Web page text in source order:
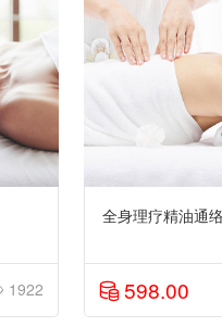
1922
全身理疗精油通
598.00